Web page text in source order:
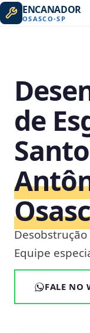
ENCANADOR
OSASCO-SP
de
Santo
Equipe
FALE NO